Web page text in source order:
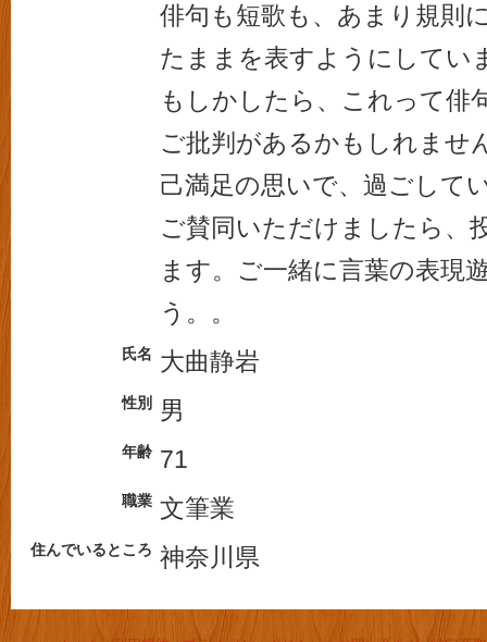
俳句も短歌も、あまり規則
たままを表すようにしてい
もしかしたら、これって俳
ご批判があるかもしれませ
己満足の思いで、過ごして
ご賛同いただけましたら、
ます。ご一緒に言葉の表現
う。。
氏名 大曲静岩
性別 男
年齢 71
職業 文筆業
住んでいるところ 神奈川県